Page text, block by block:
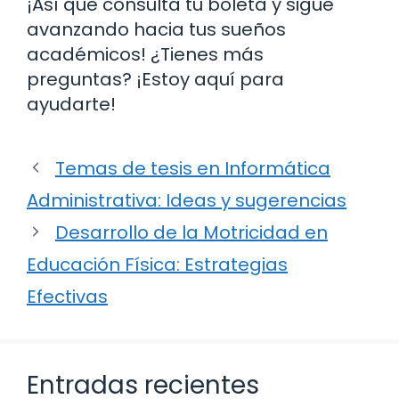
avanzando hacia tus sueños
académicos! ¿Tienes más
preguntas? ¡Estoy aquí para
ayudarte!
Temas de tesis en Informática
Administrativa: Ideas y sugerencias
Desarrollo de la Motricidad en
Educación Física: Estrategias
Efectivas
Entradas recientes